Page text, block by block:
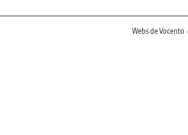
Webs de Vocento